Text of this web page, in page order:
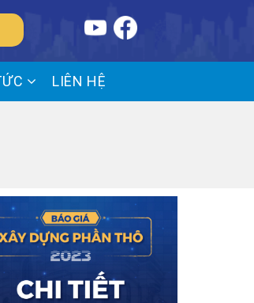
LIÊN HỆ